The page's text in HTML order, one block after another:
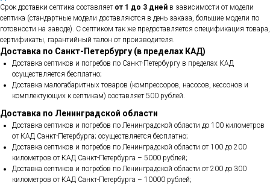
Срок доставки септика составляет от 1 до 3 дней в зависимости от модели
септика (стандартные модели доставляются в день заказа, большие модели по
готовности на заводе). С септиком так же предоставляется спецификация товара,
сертификаты, гарантийный талон от производителя.
Доставка по Санкт-Петербургу (в пределах КАД)
Доставка септиков и погребов по Санкт-Петербургу в пределах КАД
осуществляется бесплатно;
Доставка малогабаритных товаров (компрессоров, насосов, кессонов и
комплектующих к септикам) составляет 500 рублей.
Доставка по Ленинградской области
Доставка септиков и погребов по Ленинградской области до 100 километров
от КАД Санкт-Петербурга; осуществляется бесплатно;
Доставка септиков и погребов по Ленинградской области от 100 до 200
километров от КАД Санкт-Петербурга – 5000 рублей;
Доставка септиков и погребов по Ленинградской области от 200 до 300
километров от КАД Санкт-Петербурга – 10000 рублей;